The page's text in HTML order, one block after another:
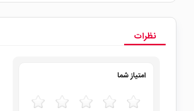
نظرات
امتیاز شما